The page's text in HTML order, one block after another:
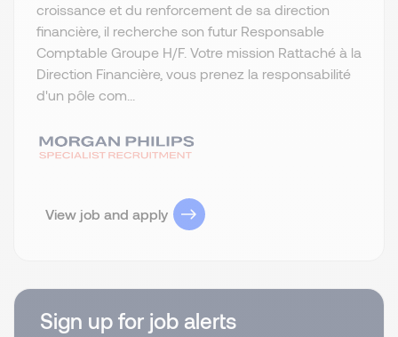
croissance et du renforcement de sa direction
financière, il recherche son futur Responsable
Comptable Groupe H/F. Votre mission Rattaché à la
Direction Financière, vous prenez la responsabilité
d'un pôle com...
View job and apply
Sign up for job alerts